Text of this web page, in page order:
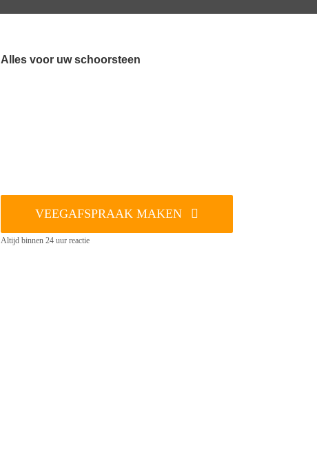
Alles voor uw schoorsteen
VEEGAFSPRAAK MAKEN
Altijd binnen 24 uur reactie